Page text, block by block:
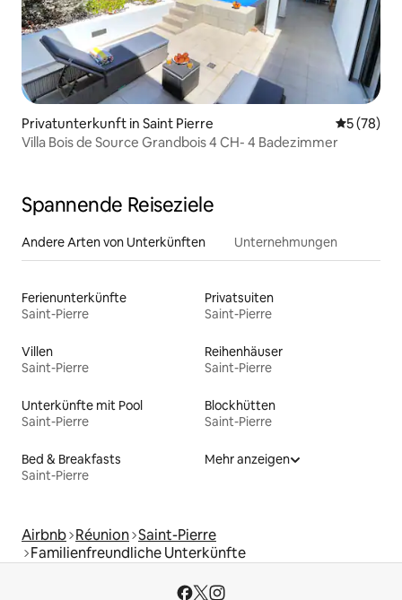
Privatunterkunft in Saint Pierre
5 (78)
Villa Bois de Source Grandbois 4 CH- 4 Badezimmer
Spannende Reiseziele
Andere Arten von Unterkünften Unternehmungen
Ferienunterkünfte
Saint-Pierre
Privatsuiten
Saint-Pierre
Villen
Saint-Pierre
Reihenhäuser
Saint-Pierre
Unterkünfte mit Pool
Saint-Pierre
Blockhütten
Saint-Pierre
Bed & Breakfasts
Saint-Pierre
Mehr anzeigen
Airbnb Réunion Saint-Pierre
Familienfreundliche Unterkünfte